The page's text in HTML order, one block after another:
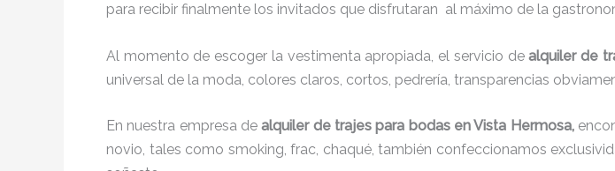
para recibir finalmente los invitados que disfrutaran al máximo de la
Al momento de escoger la vestimenta apropiada, el servicio dealquiler de
universal de la moda, colores claros, cortos, pedrería, transparencias
En nuestra empresa dealquiler de trajes para bodas en Vista Hermosa,
novio, tales como smoking, frac, chaqué, también confeccionamos